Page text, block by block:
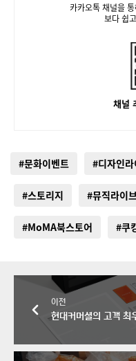
카카오톡 채널을
보다 쉽
채널
#문화이벤트 #디자인
#스토리지 #뮤직라이
#MoMA북스토어 #쿠
이전
현대커머셜의 고객 최